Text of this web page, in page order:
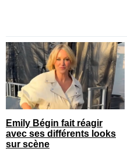
Emily Bégin fait réagir
avec ses différents looks
sur scène